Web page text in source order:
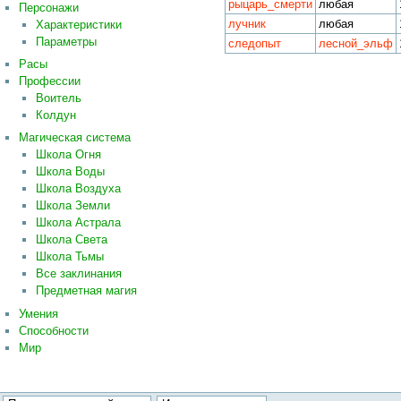
Персонажи
Характеристики
Параметры
Расы
Профессии
Воитель
Колдун
Магическая система
Школа Огня
Школа Воды
Школа Воздуха
Школа Земли
Школа Астрала
Школа Света
Школа Тьмы
Все заклинания
Предметная магия
Умения
Способности
Мир
рыцарь_смерти любая
лучник
любая
следопыт
лесной_эльф